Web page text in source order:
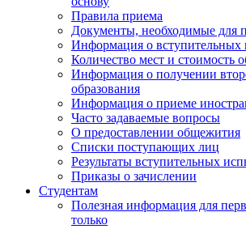
Правила приема
Документы, необходимые для
Информация о вступительных
Количество мест и стоимость
Информация о получении
образования
Информация о приеме
Часто задаваемые вопросы
О предоставлении общежития
Списки поступающих лиц
Результаты вступительных
Приказы о зачислении
Студентам
Полезная информация для
только